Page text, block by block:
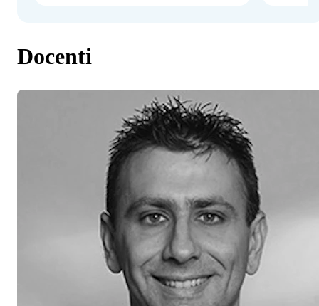
Docenti